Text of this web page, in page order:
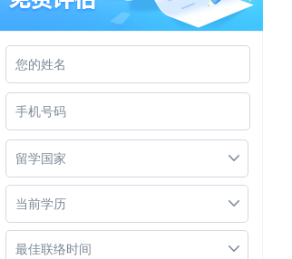
新加坡莱佛士音乐学院
留学国家
当前学历
最佳联络时间